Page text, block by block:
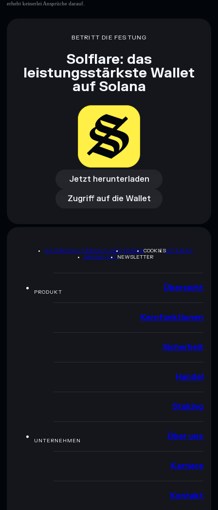
erhebt keinerlei Ansprüche darauf.
BETRITT DIE FESTUNG
Solflare: das
leistungsstärkste Wallet
auf Solana
Jetzt herunterladen
Jetzt herunterladen
Zugriff auf die Wallet
Zugriff auf die Wallet
DATENSCHUTZRICHTLINIETERMSCOOKIESSITEMAP
BRAND-KITNEWSLETTER
PRODUKT Übersicht
Kernfunktionen
Sicherheit
Handel
Staking
UNTERNEHMEN Über uns
Karriere
Kontakt